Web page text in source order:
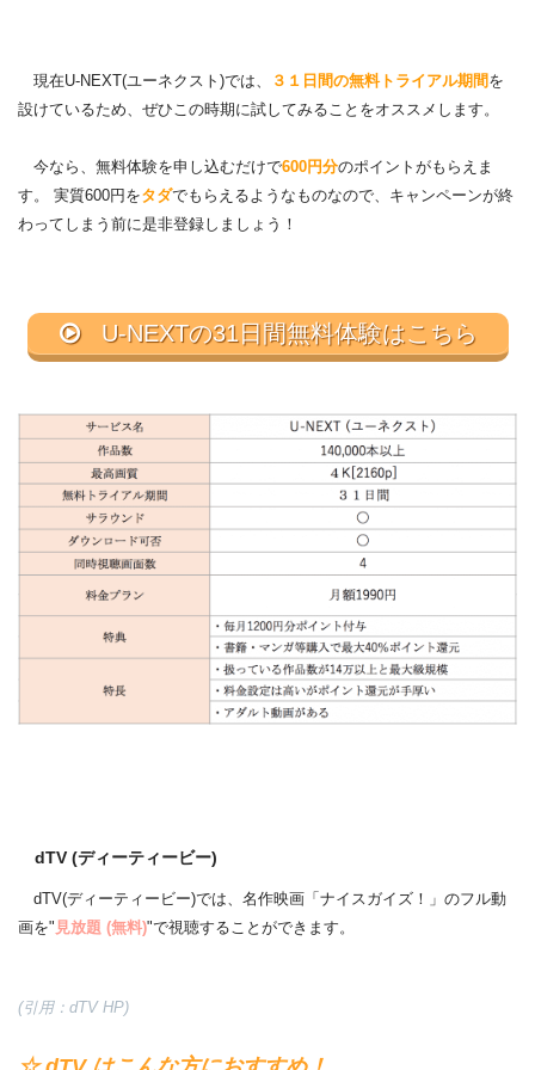
現在U-NEXT(ユーネクスト)では、 ３１日間の無料トライアル期間を
設けているため、ぜひこの時期に試してみることをオススメします。
今なら、無料体験を申し込むだけで600円分のポイントがもらえま
す。 実質600円をタダでもらえるようなものなので、キャンペーンが終
わってしまう前に是非登録しましょう！
U-NEXTの31日間無料体験はこちら
dTV (ディーティービー)
dTV(ディーティービー)では、名作映画「ナイスガイズ！」のフル動
画を" 見放題 (無料)"で視聴することができます。
(引用：dTV HP)